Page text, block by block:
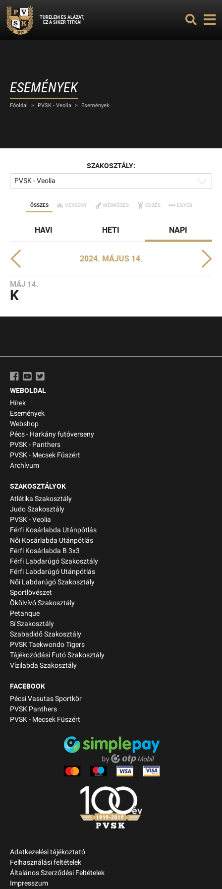
TÜRELEM ÉS ALÁZAT,
EZ A SIKER TITKA!
ESEMÉNYEK
Főoldal > PVSK - Veolia > Események
SZAKOSZTÁLY:
PVSK - Veolia
ÖSSZES VERSENY MÉRKŐZÉS EDZÉS EGYÉB
HAVI HETI NAPI
2024. MÁJUS 14.
MÁJ 14.
K
WEBOLDAL
Hírek
Események
Webshop
Pécs - Harkány futóverseny
PVSK - Panthers
PVSK - Mecsek Füszért
Archívum
SZAKOSZTÁLYOK
Atlétika Szakosztály
Judo Szakosztály
PVSK - Veolia
Férfi Kosárlabda Utánpótlás
Női Kosárlabda Utánpótlás
Férfi Kosárlabda B 3x3
Férfi Labdarúgó Szakosztály
Férfi Labdarúgó Utánpótlás
Női Labdarúgó Szakosztály
Sportlövészet
Ökölvívó Szakosztály
Petanque
Sí Szakosztály
Szabadidő Szakosztály
PVSK Taekwondo Tigers
Tájékozódási Futó Szakosztály
Vízilabda Szakosztály
FACEBOOK
Pécsi Vasutas Sportkör
PVSK Panthers
PVSK - Mecsek Füszért
Adatkezelési tájékoztató
Felhasználási feltételek
Általános Szerződési Feltételek
Impresszum